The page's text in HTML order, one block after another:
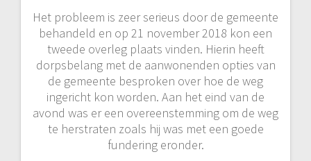
Het probleem is zeer serieus door de gemeente
behandeld en op 21 november 2018 kon een
tweede overleg plaats vinden. Hierin heeft
dorpsbelang met de aanwonenden opties van
de gemeente besproken over hoe de weg
ingericht kon worden. Aan het eind van de
avond was er een overeenstemming om de weg
te herstraten zoals hij was met een goede
fundering eronder.